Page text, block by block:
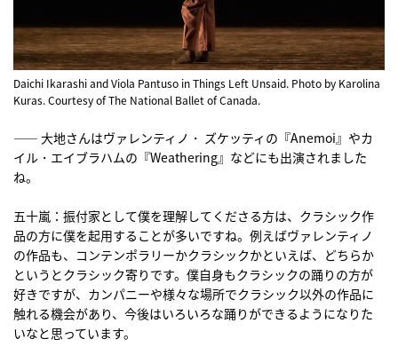
Daichi Ikarashi and Viola Pantuso in Things Left Unsaid. Photo by Karolina
Kuras. Courtesy of The National Ballet of Canada.
―― 大地さんはヴァレンティノ・ ズケッティの『Anemoi』やカ
イル・エイブラハムの『Weathering』などにも出演されました
ね。
五十嵐：振付家として僕を理解してくださる方は、クラシック作
品の方に僕を起用することが多いですね。例えばヴァレンティノ
の作品も、コンテンポラリーかクラシックかといえば、どちらか
というとクラシック寄りです。僕自身もクラシックの踊りの方が
好きですが、カンパニーや様々な場所でクラシック以外の作品に
触れる機会があり、今後はいろいろな踊りができるようになりた
いなと思っています。